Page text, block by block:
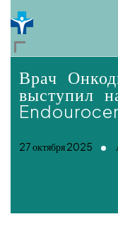
Врач
выступил
27 октября 2025